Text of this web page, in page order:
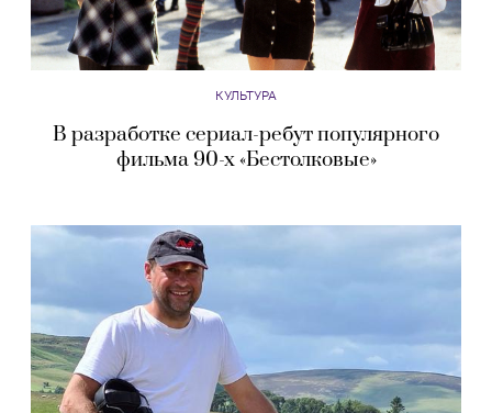
КУЛЬТУРА
В разработке сериал-ребут популярного
фильма 90-х «Бестолковые»